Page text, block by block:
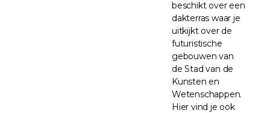
beschikt over een
dakterras waar je
uitkijkt over de
futuristische
gebouwen van
de Stad van de
Kunsten en
Wetenschappen.
Hier vind je ook